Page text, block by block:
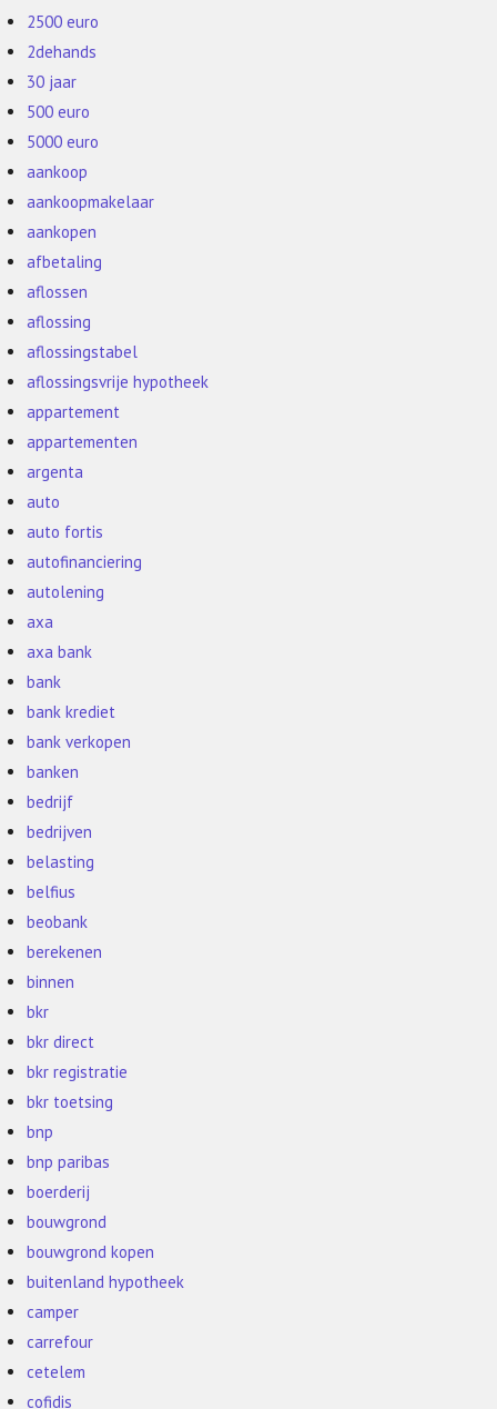
2500 euro
2dehands
30 jaar
500 euro
5000 euro
aankoop
aankoopmakelaar
aankopen
afbetaling
aflossen
aflossing
aflossingstabel
aflossingsvrije hypotheek
appartement
appartementen
argenta
auto
auto fortis
autofinanciering
autolening
axa
axa bank
bank
bank krediet
bank verkopen
banken
bedrijf
bedrijven
belasting
belfius
beobank
berekenen
binnen
bkr
bkr direct
bkr registratie
bkr toetsing
bnp
bnp paribas
boerderij
bouwgrond
bouwgrond kopen
buitenland hypotheek
camper
carrefour
cetelem
cofidis